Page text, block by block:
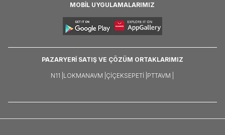
MOBİL UYGULAMALARIMIZ
PAZARYERİ SATIŞ VE ÇÖZÜM ORTAKLARIMIZ
N11 | LOKMANAVM | ÇIÇEKSEPETI | PTTAVM |